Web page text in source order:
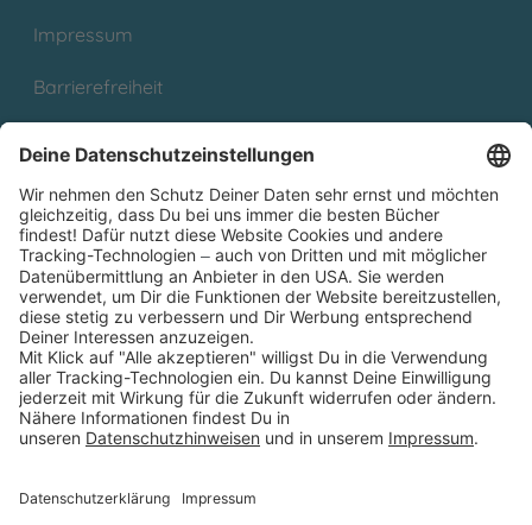
Impressum
Barrierefreiheit
Partnerprogramm (Affiliate)
Folge uns auf
* Versandkostenfrei ab 9,00 € Bestellwert innerhalb
Deutschlands
** Lieferzeit 1-3 Werktage innerhalb Deutschlands
Thienemann-Esslinger Verlag GmbH, Blumenstraße 36, D-70182